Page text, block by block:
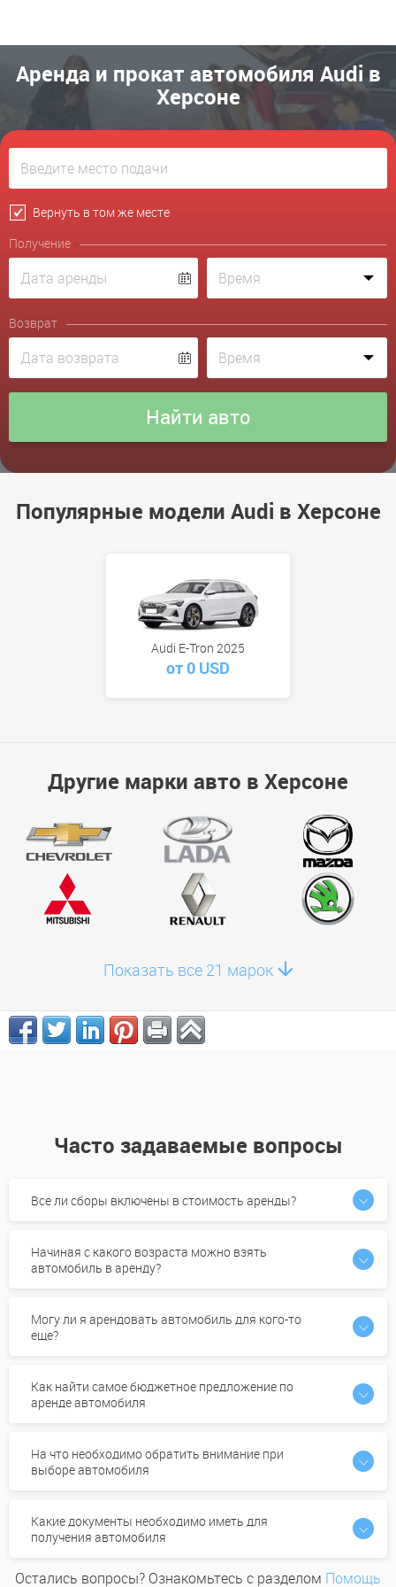
Аренда и прокат автомобиля Audi в
Херсоне
Вернуть в том же месте
Получение
Возврат
Популярные модели Audi в Херсоне
Audi E-Tron 2025
от 0 USD
Другие марки авто в Херсоне
Показать все 21 марок
Часто задаваемые вопросы
Все ли сборы включены в стоимость аренды?
Начиная с какого возраста можно взять
автомобиль в аренду?
Могу ли я арендовать автомобиль для кого-то
еще?
Как найти самое бюджетное предложение по
аренде автомобиля
На что необходимо обратить внимание при
выборе автомобиля
Какие документы необходимо иметь для
получения автомобиля
Остались вопросы? Ознакомьтесь с разделом Помощь